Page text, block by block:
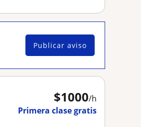
Publicar aviso
$1000/h
Primera clase gratis